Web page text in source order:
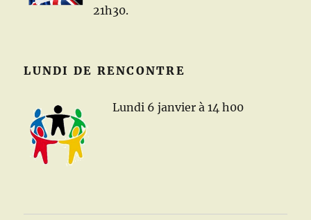
21h30.
LUNDI DE RENCONTRE
Lundi 6 janvier à 14 h00